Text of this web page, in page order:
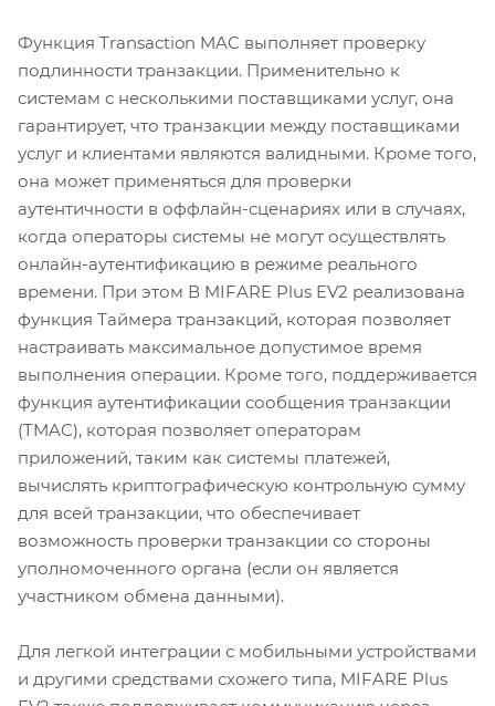
Функция Transaction MAC выполняет проверку
подлинности транзакции. Применительно к
системам с несколькими поставщиками услуг, она
гарантирует, что транзакции между поставщиками
услуг и клиентами являются валидными. Кроме того,
она может применяться для проверки
аутентичности в оффлайн-сценариях или в случаях,
когда операторы системы не могут осуществлять
онлайн-аутентификацию в режиме реального
времени. При этом В MIFARE Plus EV2 реализована
функция Таймера транзакций, которая позволяет
настраивать максимальное допустимое время
выполнения операции. Кроме того, поддерживается
функция аутентификации сообщения транзакции
(TMAC), которая позволяет операторам
приложений, таким как системы платежей,
вычислять криптографическую контрольную сумму
для всей транзакции, что обеспечивает
возможность проверки транзакции со стороны
уполномоченного органа (если он является
участником обмена данными).
Для легкой интеграции с мобильными устройствами
и другими средствами схожего типа, MIFARE Plus